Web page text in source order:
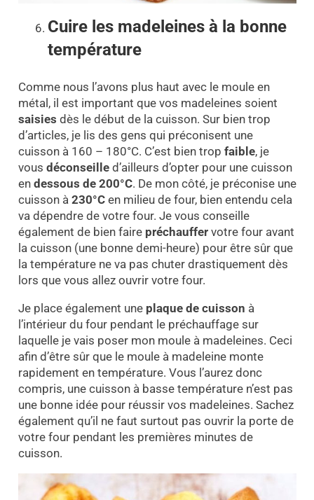
Cuire les madeleines à la bonne
température
Comme nous l’avons plus haut avec le moule en
métal, il est important que vos madeleines soient
saisies dès le début de la cuisson. Sur bien trop
d’articles, je lis des gens qui préconisent une
cuisson à 160 – 180°C. C’est bien trop faible, je
vous déconseilled’ailleurs d’opter pour une cuisson
en dessous de 200°C. De mon côté, je préconise une
cuisson à 230°Cen milieu de four, bien entendu cela
va dépendre de votre four. Je vous conseille
également de bien faire préchauffervotre four avant
la cuisson (une bonne demi-heure) pour être sûr que
la température ne va pas chuter drastiquement dès
lors que vous allez ouvrir votre four.
Je place également une plaque de cuisson à
l’intérieur du four pendant le préchauffage sur
laquelle je vais poser mon moule à madeleines. Ceci
afin d’être sûr que le moule à madeleine monte
rapidement en température. Vous l’aurez donc
compris, une cuisson à basse température n’est pas
une bonne idée pour réussir vos madeleines. Sachez
également qu’il ne faut surtout pas ouvrir la porte de
votre four pendant les premières minutes de
cuisson.